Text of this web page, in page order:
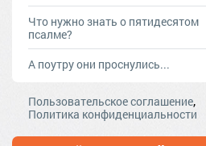
Что нужно знать о пятидесятом
псалме?
А поутру они проснулись...
Пользовательское соглашение,
Политика конфиденциальности